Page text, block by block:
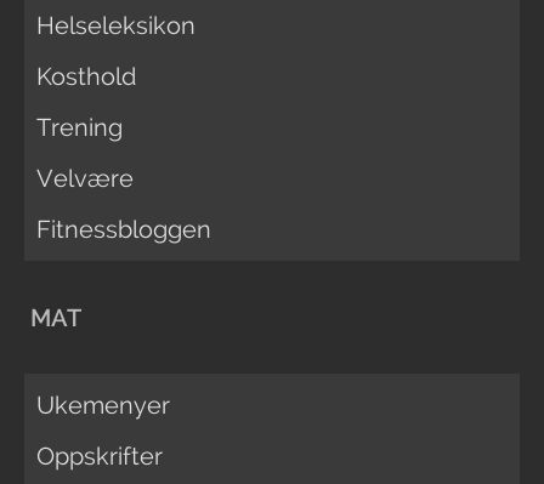
Helseleksikon
Kosthold
Trening
Velvære
Fitnessbloggen
MAT
Ukemenyer
Oppskrifter